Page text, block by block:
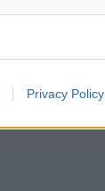
Privacy Policy